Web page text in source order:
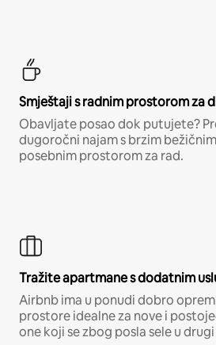
Smještaji s radnim prostorom za
Obavljate posao dok putujete?
dugoročni najam s brzim
posebnim prostorom za rad.
Tražite apartmane s dodatnim
Airbnb ima u ponudi dobro
prostore idealne za nove i
one koji se zbog posla sele u